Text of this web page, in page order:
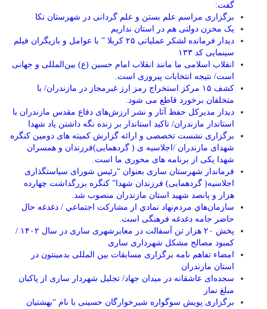
گفت:
برگزاری مراسم علم بستن و علم گردانی در شهرستان نکا
یک مخزن دولتی هم در استان نداریم
دیدار فرمانده لشکر عملیاتی ۲۵ کربلا ” با عوامل و بازیگران فیلم
سینمایی کد ۱۳۳
انقلاب اسلامی ما مانند انقلاب امام حسین (ع) بین‌المللی و جهانی
است/ نتیجه انتخابات پیروزی است.
کشف ۱۵ مرکز استخراج رمز ارز غیرمجاز در مازندران/ با
متخلفان برخورد قاطع می شود.
دیدار مدیرکل حفظ آثار و نشر ارزش‌های دفاع مقدس مازندران با
استاندار مازندران/ تاکید استاندار بر زنده نگه داشتن یاد شهدا
برگزاری نشست تخصصی و ارائه گزارش کمیته های دومین کنگره
شهدای مازندران /اجلاسیه ی ( گردهمایی)فرزندان و همسران
شهدا یکی از برنامه های محوری ما است.
فرماندار شهرستان ساری بعنوان “رئیس شورای سیاستگذاری
اجلاسیه( گردهمایی) فرزندان شهدا” کنگره بزرگداشت چهارده
هزار و پانصد شهید استان مازندران منصوب شد.
سازمان‌هاي مردم‌نهاد نمادي از مشاركت اجتماعي / دغدغه حال
حاضر جامه دغدغه فرهنگی است.
پخش ۲۰ هزار تن آسفالت در معابرشهری ساری در سال ۱۴۰۲ /
کمبود مصالح مشکل شهرداری ساری
امضاء تفاهم نامه برگزاری مسابقات بین المللی بدمینتون در
استان مازندران
سجده‌ای عاشقانه در میدان جهاد/ تجلیل شهردار ساری از پاکبان
مبلغ نماز
برگزاری پویش سوگواره شیرخوارگان حسینی با نام “بهشتیان